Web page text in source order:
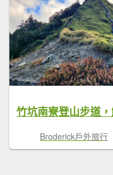
Broderick戶外旅行